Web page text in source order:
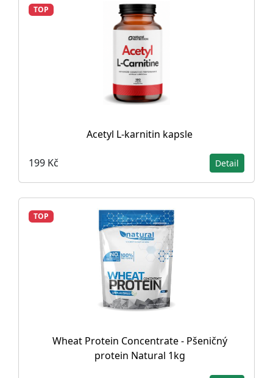
TOP
Acetyl L-karnitin kapsle
199 Kč Detail
TOP
Wheat Protein Concentrate - Pšeničný
protein Natural 1kg